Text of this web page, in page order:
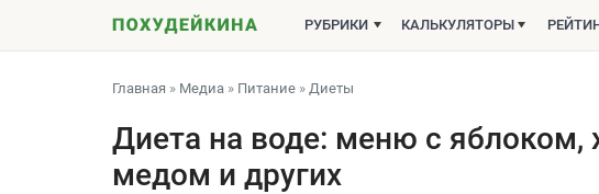
РУБРИКИ КАЛЬКУЛЯТОРЫ
Главная » Медиа » Питание » Диеты
Диета на воде: меню с яблоком,
медом и других